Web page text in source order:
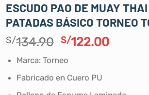
ESCUDO PAO DE MUAY
PATADAS BÁSICO TORNEO
S/134.90 El
original
era:
S/134.90.
S/122.00El
S/
Marca: Torneo
Fabricado en Cuero PU